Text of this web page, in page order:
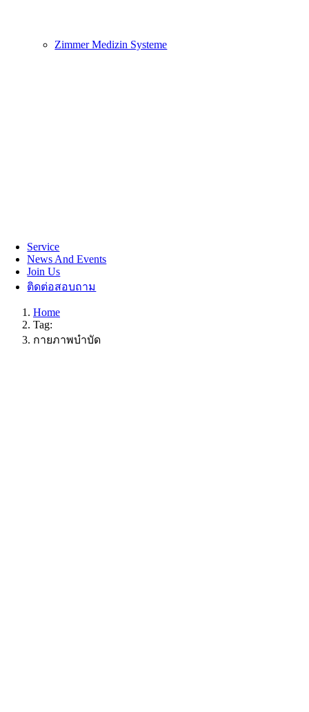
Zimmer Medizin Systeme
Service
News And Events
Join Us
ติดต่อสอบถาม
Home
Tag:
กายภาพบำบัด